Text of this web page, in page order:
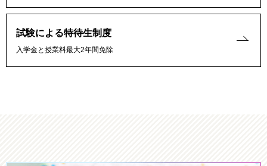
試験による特待生制度
入学金と授業料最大2年間免除